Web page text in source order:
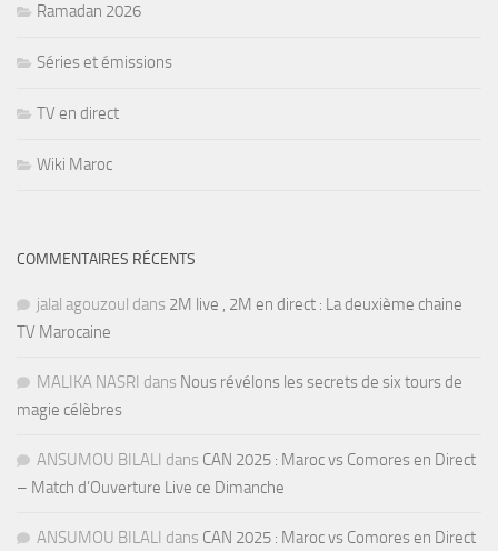
Ramadan 2026
Séries et émissions
TV en direct
Wiki Maroc
COMMENTAIRES RÉCENTS
jalal agouzoul dans 2M live , 2M en direct : La deuxième chaine
TV Marocaine
MALIKA NASRI dans Nous révélons les secrets de six tours de
magie célèbres
ANSUMOU BILALI dans CAN 2025 : Maroc vs Comores en Direct
– Match d’Ouverture Live ce Dimanche
ANSUMOU BILALI dans CAN 2025 : Maroc vs Comores en Direct